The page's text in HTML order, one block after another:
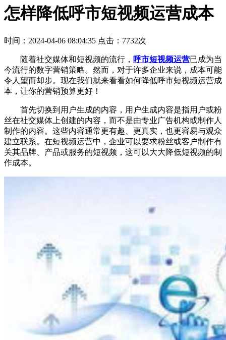
怎样降低呼市短视频运营成本
时间：2024-04-06 08:04:35 点击：7732次
随着社交媒体和短视频的流行， 呼市短视频运营已成为当
今流行的数字营销策略。然而，对于许多企业来说，成本可能
令人望而却步。现在我们就来看看如何降低呼市短视频运营成
本，让你的营销预算更好！
首先切换到用户生成的内容，用户生成内容是指用户或粉
丝在社交媒体上创建的内容，而不是由专业广告机构或制作人
制作的内容。这些内容通常更有趣、更真实，也更容易与观众
建立联系。在短视频运营中，企业可以要求粉丝或客户制作有
关其品牌、产品或服务的短视频，这可以大大降低短视频的制
作成本。